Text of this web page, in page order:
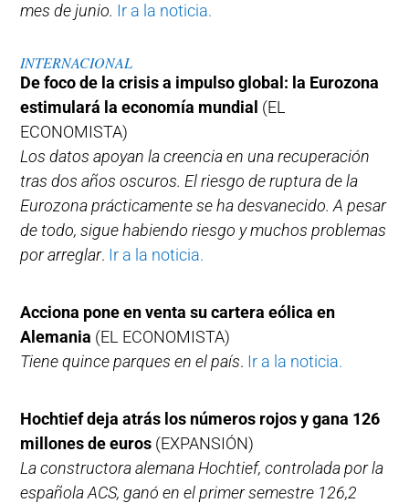
mes de junio. Ir a la noticia.
INTERNACIONAL
De foco de la crisis a impulso global: la Eurozona
estimulará la economía mundial (EL
ECONOMISTA)
Los datos apoyan la creencia en una recuperación
tras dos años oscuros. El riesgo de ruptura de la
Eurozona prácticamente se ha desvanecido. A pesar
de todo, sigue habiendo riesgo y muchos problemas
por arreglar. Ir a la noticia.
Acciona pone en venta su cartera eólica en
Alemania (EL ECONOMISTA)
Tiene quince parques en el país. Ir a la noticia.
Hochtief deja atrás los números rojos y gana 126
millones de euros (EXPANSIÓN)
La constructora alemana Hochtief, controlada por la
española ACS, ganó en el primer semestre 126,2